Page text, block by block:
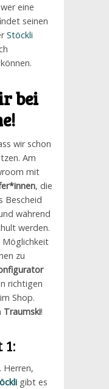
eine
seinen
Stöckli
können.
bei
wir schon
Am
mit
, die
Bescheid
während
werden.
Möglichkeit
zu
richtigen
im Shop.
Traumski!
Herren,
gibt es